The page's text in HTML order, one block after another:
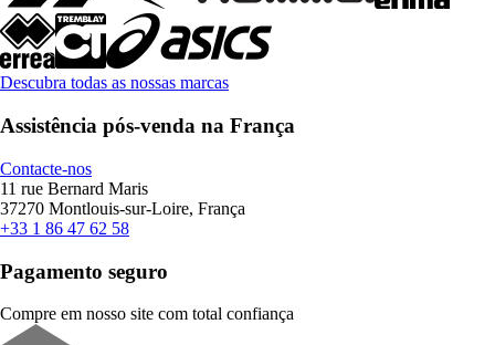
Descubra todas as nossas marcas
Assistência pós-venda na França
Contacte-nos
11 rue Bernard Maris
37270 Montlouis-sur-Loire, França
+33 1 86 47 62 58
Pagamento seguro
Compre em nosso site com total confiança